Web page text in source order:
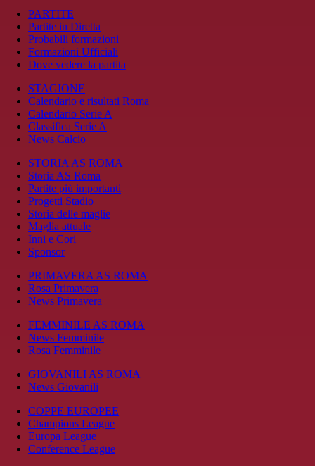
PARTITE
Partite in Diretta
Probabili formazioni
Formazioni Ufficiali
Dove vedere la partita
STAGIONE
Calendario e risultati Roma
Calendario Serie A
Classifica Serie A
News Calcio
STORIA AS ROMA
Storia AS Roma
Partite più importanti
Progetti Stadio
Storia delle maglie
Maglia attuale
Inni e Cori
Sponsor
PRIMAVERA AS ROMA
Rosa Primavera
News Primavera
FEMMINILE AS ROMA
News Femminile
Rosa Femminile
GIOVANILI AS ROMA
News Giovanili
COPPE EUROPEE
Champions League
Europa League
Conference League